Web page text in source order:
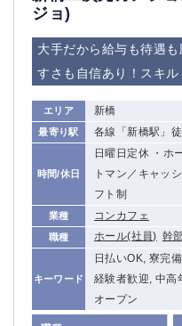
ジョ)
大手だから給与も待遇
すさも自信あり！スキル
エリア 新橋
最寄り駅 各線「新橋駅」
時間/休日
日曜日定休 ・ホ
トマン／キャッ
フト制
業種 コンカフェ
職種 ホール(社員) 幹
キーワード
日払いOK, 寮完
経験者歓迎, 中高
オープン
柏（西口）
茂原
八千代台
栃木県
宇都宮
東武宇都宮（宇都宮西口
茨城県
群馬県